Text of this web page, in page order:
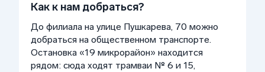
Как к нам добраться?
До филиала на улице Пушкарева, 70 можно
добраться на общественном транспорте.
Остановка «19 микрорайон» находится
рядом: сюда ходят трамваи № 6 и 15,